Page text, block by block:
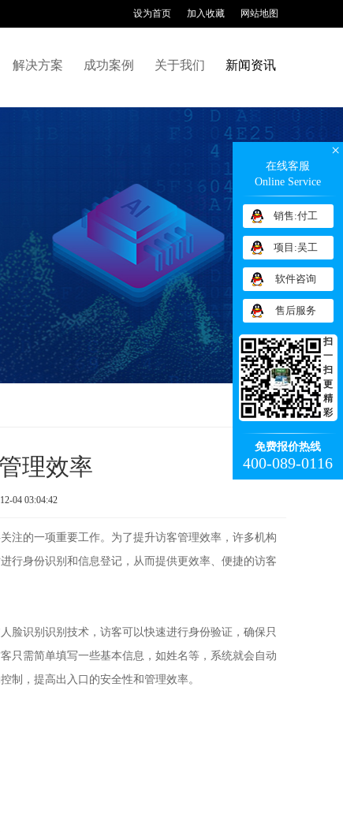
网站地图
加入收藏
设为首页
解决方案 成功案例 关于我们 新闻资讯
理效率
04 03:04:42
注的一项重要工作。为了提升访客管理效率，许多机构
行身份识别和信息登记，从而提供更效率、便捷的访客
脸识别识别技术，访客可以快速进行身份验证，确保只
只需简单填写一些基本信息，如姓名等，系统就会自动
制，提高出入口的安全性和管理效率。
×
在线客服
Online Service
销售:付工
项目:吴工
软件咨询
售后服务
扫
一
扫
更
精
彩
免费报价热线
400-089-0116